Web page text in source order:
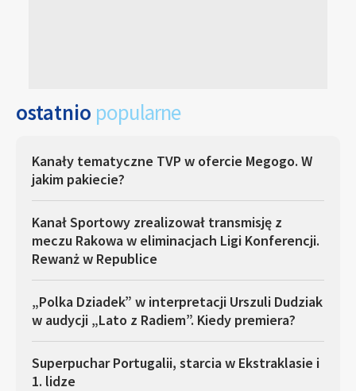
ostatnio popularne
Kanały tematyczne TVP w ofercie Megogo. W
jakim pakiecie?
Kanał Sportowy zrealizował transmisję z
meczu Rakowa w eliminacjach Ligi Konferencji.
Rewanż w Republice
„Polka Dziadek” w interpretacji Urszuli Dudziak
w audycji „Lato z Radiem”. Kiedy premiera?
Superpuchar Portugalii, starcia w Ekstraklasie i
1. lidze